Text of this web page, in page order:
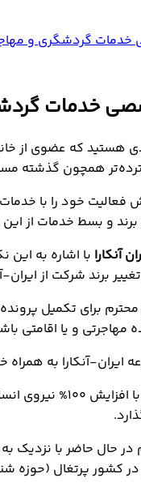
خدمات گردشگری و
خدمات
هستید که عضوی از
همچون گذشته
فعالیت خود را با
و بسط خدمات از
آنکارا با اشاره به
برند شرکت از
محترم برای تکمیل
مهاجرتی و یا اقامتی
ایران-آنکارا به
هلدینگ
تمام وقت با میانگین سالانه ۲۰۰۰۰
پرتغال (حوزه